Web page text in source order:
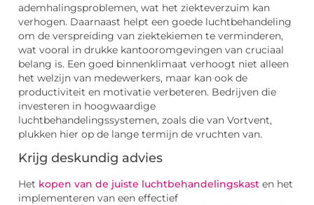
ademhalingsproblemen, wat het ziekteverzuim kan
verhogen. Daarnaast helpt een goede luchtbehandeling
om de verspreiding van ziektekiemen te verminderen,
wat vooral in drukke kantooromgevingen van cruciaal
belang is. Een goed binnenklimaat verhoogt niet alleen
het welzijn van medewerkers, maar kan ook de
productiviteit en motivatie verbeteren. Bedrijven die
investeren in hoogwaardige
luchtbehandelingssystemen, zoals die van Vortvent,
plukken hier op de lange termijn de vruchten van.
Krijg deskundig advies
Het kopen van de juiste luchtbehandelingskast en het
implementeren van een effectief